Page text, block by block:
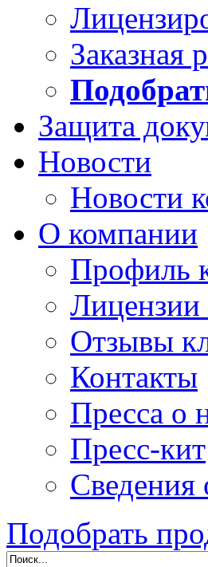
Заказная
Защита
Новости
Новости
О компании
Профиль
Лицензии
Отзывы
Контакты
Пресса о
Пресс-кит
Сведения
Подобрать